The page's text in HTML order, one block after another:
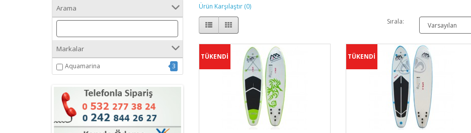
Arama
Markalar
Aquamarina 3
Ürün Karşılaştır (0)
Sırala:
TÜKENDİ TÜKENDİ